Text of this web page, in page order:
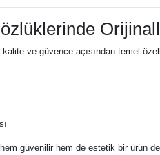
ve güvence açısından temel
güvenilir hem de estetik bir ürün